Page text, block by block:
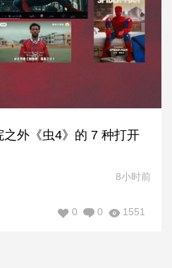
外《虫4》的 7 种打开
8小时前
1551
0
0